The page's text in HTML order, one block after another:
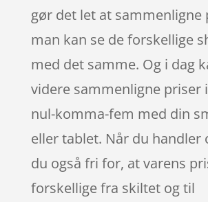
gør det let at sammenligne
man kan se de forskellige
med det samme. Og i dag
videre sammenligne priser
nul-komma-fem med din
eller tablet. Når du handler
du også fri for, at varens
forskellige fra skiltet og til